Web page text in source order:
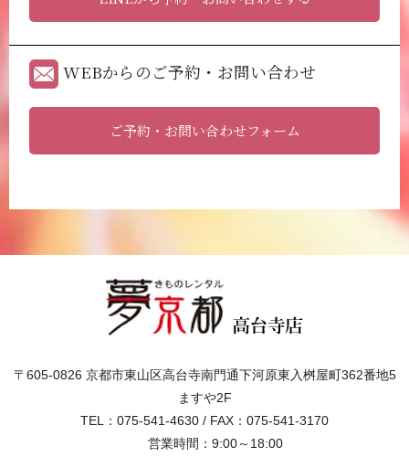
WEBからのご予約・お問い合わせ
ご予約・お問い合わせフォーム
〒605-0826 京都市東山区高台寺南門通下河原東入桝屋町362番地5
ますや2F
TEL：075-541-4630 / FAX：075-541-3170
営業時間：9:00～18:00